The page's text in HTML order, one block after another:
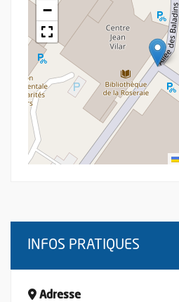
−
INFOS PRATIQUES
Adresse